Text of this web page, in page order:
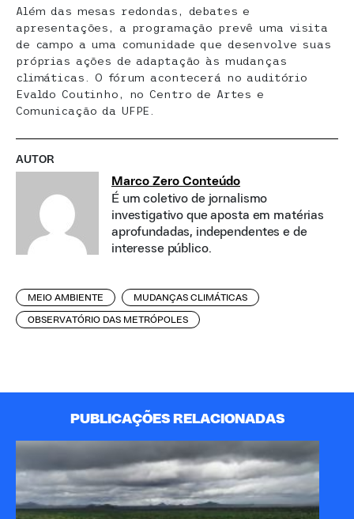
Além das mesas redondas, debates e
apresentações, a programação prevê uma visita
de campo a uma comunidade que desenvolve suas
próprias ações de adaptação às mudanças
climáticas. O fórum acontecerá no auditório
Evaldo Coutinho, no Centro de Artes e
Comunicação da UFPE.
AUTOR
Marco Zero Conteúdo
É um coletivo de jornalismo
investigativo que aposta em matérias
aprofundadas, independentes e de
interesse público.
MEIO AMBIENTE MUDANÇAS CLIMÁTICAS
OBSERVATÓRIO DAS METRÓPOLES
PUBLICAÇÕES RELACIONADAS